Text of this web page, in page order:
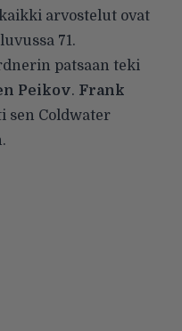
arvostelut ovat
71.
patsaan teki
Peikov. Frank
sen Coldwater